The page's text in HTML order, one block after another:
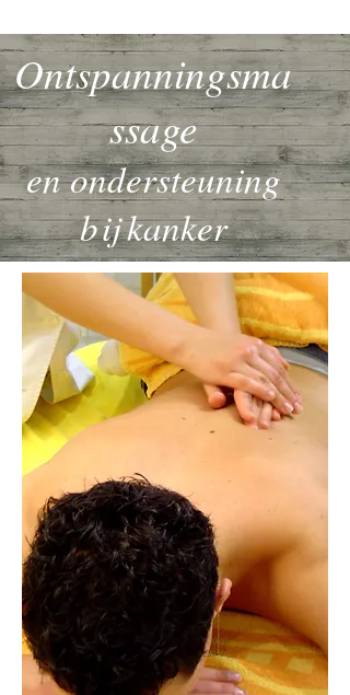
Ontspanningsma
ssage
en ondersteuning
bij kanker